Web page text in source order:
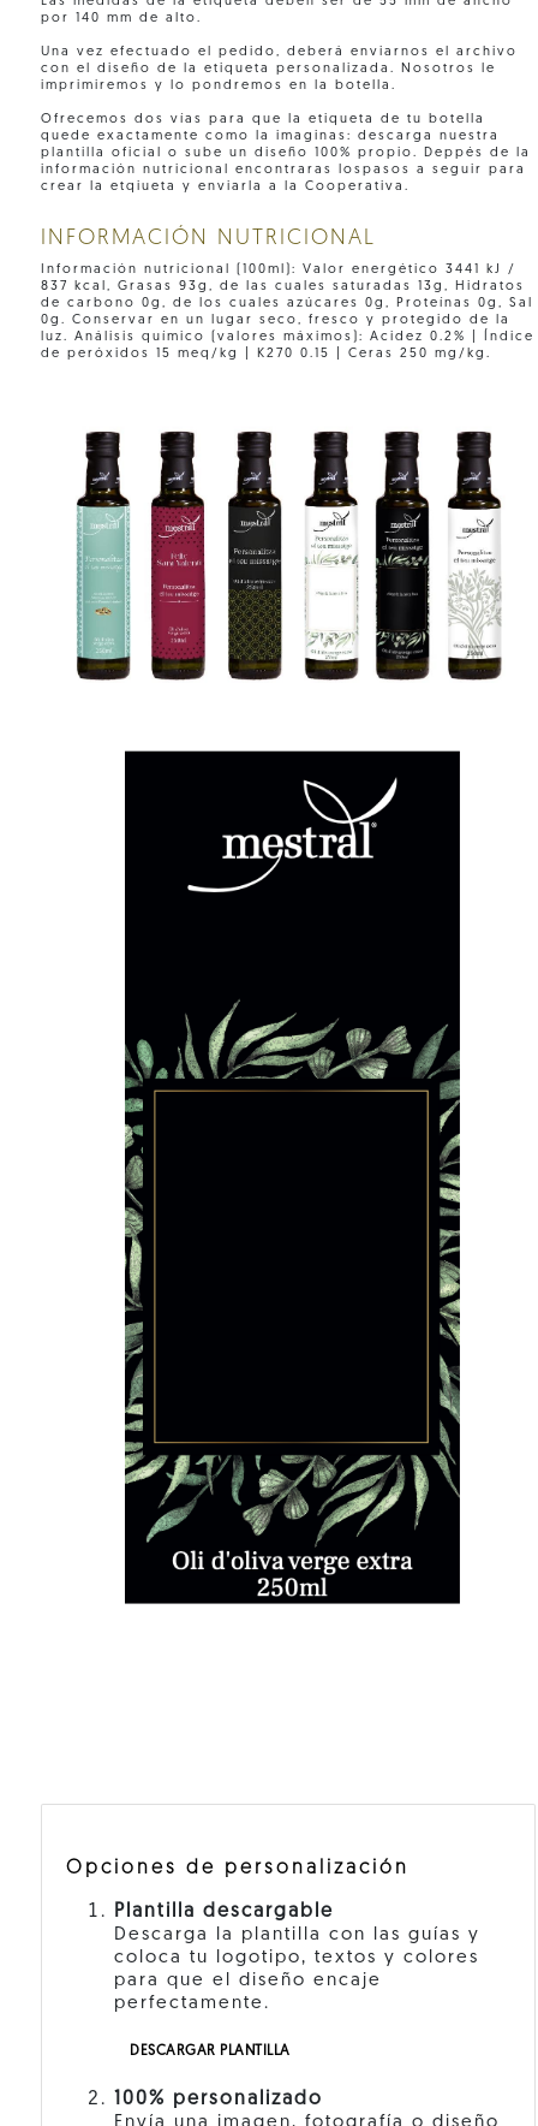
por 140 mm de alto.
Una vez efectuado el pedido, deberá enviarnos el archivo
con el diseño de la etiqueta personalizada. Nosotros le
imprimiremos y lo pondremos en la botella.
Ofrecemos dos vías para que la etiqueta de tu botella
quede exactamente como la imaginas: descarga nuestra
plantilla oficial o sube un diseño 100% propio. Deppés de la
información nutricional encontraras lospasos a seguir para
crear la etqiueta y enviarla a la Cooperativa.
INFORMACIÓN NUTRICIONAL
Información nutricional (100ml): Valor energético 3441 kJ /
837 kcal, Grasas 93g, de las cuales saturadas 13g, Hidratos
de carbono 0g, de los cuales azúcares 0g, Proteínas 0g, Sal
0g. Conservar en un lugar seco, fresco y protegido de la
luz. Análisis químico (valores máximos): Acidez 0.2% | Índice
de peróxidos 15 meq/kg | K270 0.15 | Ceras 250 mg/kg.
Opciones de personalización
Plantilla descargable
Descarga la plantilla con las guías y
coloca tu logotipo, textos y colores
para que el diseño encaje
perfectamente.
DESCARGAR PLANTILLA
100% personalizado